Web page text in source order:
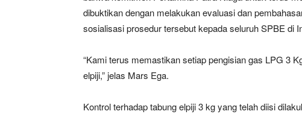
dibuktikan dengan melakukan evaluasi dan
sosialisasi prosedur tersebut kepada seluruh SPBE di
“Kami terus memastikan setiap pengisian gas LPG 3
elpiji,” jelas Mars Ega.
Kontrol terhadap tabung elpiji 3 kg yang telah diisi